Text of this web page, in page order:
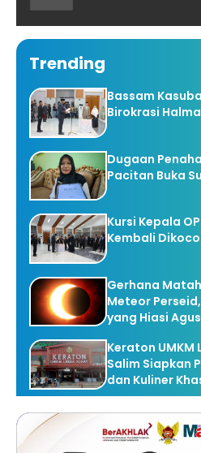
Trending
Bassam
Birokrasi
Dugaan
Pacitan Buka
Kursi Kepala
Kembali
Gerhana
Meteor
yang Hiasi
Keraton UMKM
Salim Siapkan
dan Kuliner